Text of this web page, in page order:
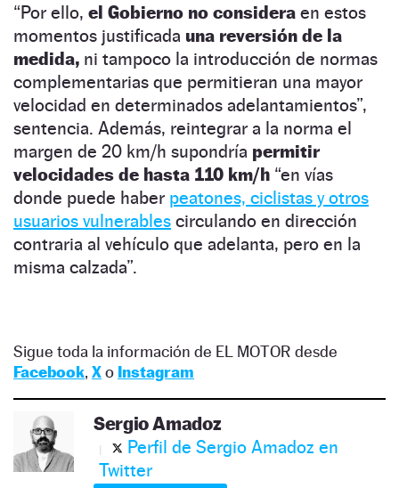
“Por ello, el Gobierno no considera en estos
momentos justificada una reversión de la
medida, ni tampoco la introducción de normas
complementarias que permitieran una mayor
velocidad en determinados adelantamientos”,
sentencia. Además, reintegrar a la norma el
margen de 20 km/h supondría permitir
velocidades de hasta 110 km/h “en vías
donde puede haber peatones, ciclistas y otros
usuarios vulnerables circulando en dirección
contraria al vehículo que adelanta, pero en la
misma calzada”.
Sigue toda la información de EL MOTOR desde
Facebook, Xo Instagram
Sergio Amadoz
Perfil de Sergio Amadoz en
Twitter